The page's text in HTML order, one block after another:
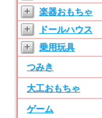
6位
SayWoodwork
SW-3 ままごとキッチ
ン パーツ・水道
7位
BRIO
50ピース追加レールセ
ット
+ 楽器おもちゃ
+ ドールハウス
+
乗用玩具
つみき
大工おもちゃ
ゲーム